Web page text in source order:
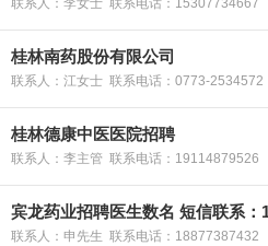
联系人：李女士 联系电话：15307734667
桂林南药股份有限公司
联系人：江女士 联系电话：0773-2534572
桂林德康中医医院招聘
联系人：李主管 联系电话：19114879526
宾龙药业招聘医生数名 短信联系：
联系人：申先生 联系电话：18877387432